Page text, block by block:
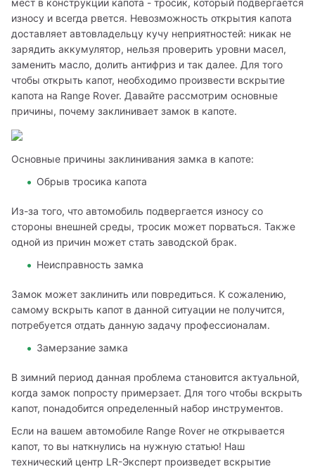
мест в конструкции капота - тросик, который подвергается
износу и всегда рвется. Невозможность открытия капота
доставляет автовладельцу кучу неприятностей: никак не
зарядить аккумулятор, нельзя проверить уровни масел,
заменить масло, долить антифриз и так далее. Для того
чтобы открыть капот, необходимо произвести вскрытие
капота на Range Rover. Давайте рассмотрим основные
причины, почему заклинивает замок в капоте.
Основные причины заклинивания замка в капоте:
Обрыв тросика капота
Из-за того, что автомобиль подвергается износу со
стороны внешней среды, тросик может порваться. Также
одной из причин может стать заводской брак.
Неисправность замка
Замок может заклинить или повредиться. К сожалению,
самому вскрыть капот в данной ситуации не получится,
потребуется отдать данную задачу профессионалам.
Замерзание замка
В зимний период данная проблема становится актуальной,
когда замок попросту примерзает. Для того чтобы вскрыть
капот, понадобится определенный набор инструментов.
Если на вашем автомобиле Range Rover не открывается
капот, то вы наткнулись на нужную статью! Наш
технический центр LR-Эксперт произведет вскрытие